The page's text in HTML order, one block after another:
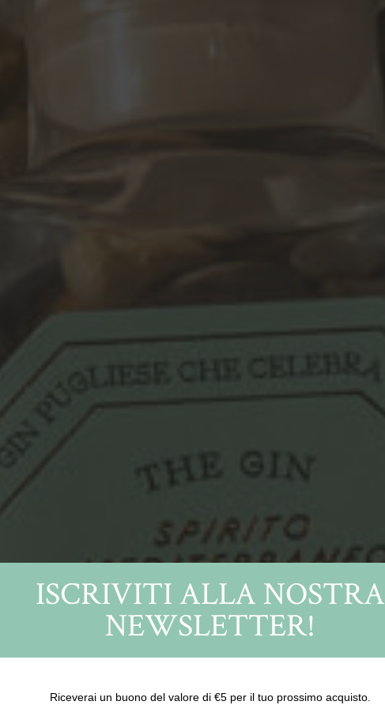
ISCRIVITI ALLA NOSTRA
NEWSLETTER!
Riceverai un buono del valore di €5 per il tuo prossimo acquisto.